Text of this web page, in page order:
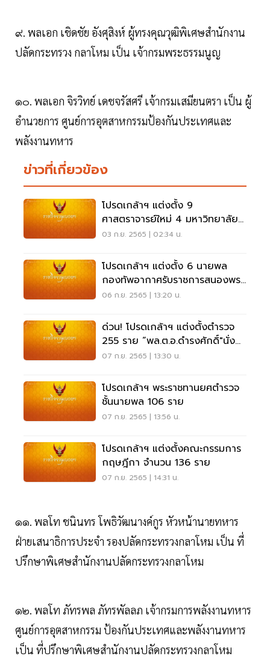
๙. พลเอก เชิดชัย อังศุสิงห์ ผู้ทรงคุณวุฒิพิเศษสํานักงาน
ปลัดกระทรวง กลาโหม เป็น เจ้ากรมพระธรรมนูญ
๑๐. พลเอก จิรวิทย์ เดชจรัสศรี เจ้ากรมเสมียนตรา เป็น ผู้
อํานวยการ ศูนย์การอุตสาหกรรมป้องกันประเทศและ
พลังงานทหาร
ข่าวที่เกี่ยวข้อง
โปรดเกล้าฯ แต่งตั้ง 9
ศาสตราจารย์ใหม่ 4 มหาวิทยาลัย 1
สถาบัน
03 ก.ย. 2565 | 02:34 น.
โปรดเกล้าฯ แต่งตั้ง 6 นายพล
กองทัพอากาศรับราชการสนองพระ
เดชพระคุณ
06 ก.ย. 2565 | 13:20 น.
ด่วน! โปรดเกล้าฯ แต่งตั้งตำรวจ
255 ราย “พล.ต.อ.ดำรงศักดิ์"นั่ง
ผบ.ตร.
07 ก.ย. 2565 | 13:30 น.
โปรดเกล้าฯ พระราชทานยศตํารวจ
ชั้นนายพล 106 ราย
07 ก.ย. 2565 | 13:56 น.
โปรดเกล้าฯ แต่งตั้งคณะกรรมการ
กฤษฎีกา จํานวน 136 ราย
07 ก.ย. 2565 | 14:31 น.
๑๑. พลโท ชนินทร โพธิวัฒนางค์กูร หัวหน้านายทหาร
ฝ่ายเสนาธิการประจํา รองปลัดกระทรวงกลาโหม เป็น ที่
ปรึกษาพิเศษสํานักงานปลัดกระทรวงกลาโหม
๑๒. พลโท ภัทรพล ภัทรพัลลภ เจ้ากรมการพลังงานทหาร
ศูนย์การอุตสาหกรรม ป้องกันประเทศและพลังงานทหาร
เป็น ที่ปรึกษาพิเศษสํานักงานปลัดกระทรวงกลาโหม